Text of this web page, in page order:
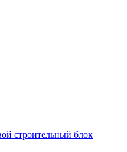
строительный блок